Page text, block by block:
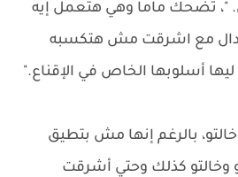
تضحك ماما وهي هتعمل إيه
مع اشرقت مش هتكسبه
أسلوبها الخاص في الإقناع."
بالرغم إنها مش بتطيق
وخالتو كذلك وحتي أشرقت